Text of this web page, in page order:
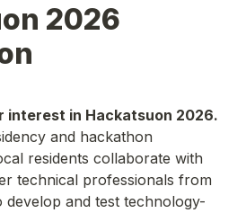
2026
interest in Hackatsuon 2026.
and hackathon
residents collaborate with
technical professionals from
and test technology-